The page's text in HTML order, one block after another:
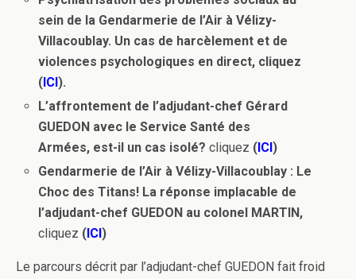
sein de la Gendarmerie de l’Air à Vélizy-
Villacoublay. Un cas de harcèlement et de
violences psychologiques en direct, cliquez
(ICI).
L’affrontement de l’adjudant-chef Gérard
GUEDON avec le Service Santé des
Armées, est-il un cas isolé?cliquez (ICI)
Gendarmerie de l’Air à Vélizy-Villacoublay : Le
Choc des Titans! La réponse implacable de
l’adjudant-chef GUEDON au colonel MARTIN,
cliquez ( ICI )
Le parcours décrit par l’adjudant-chef GUEDON fait froid